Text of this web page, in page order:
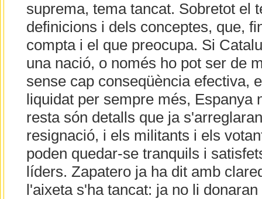
suprema, tema tancat. Sobretot el
definicions i dels conceptes, que,
compta i el que preocupa. Si
una nació, o només ho pot ser de
sense cap conseqüència efectiva,
liquidat per sempre més, Espanya
resta són detalls que ja
resignació, i els militants i els
poden quedar-se tranquils i
líders. Zapatero ja ha dit amb
l'aixeta s'ha tancat: ja no li